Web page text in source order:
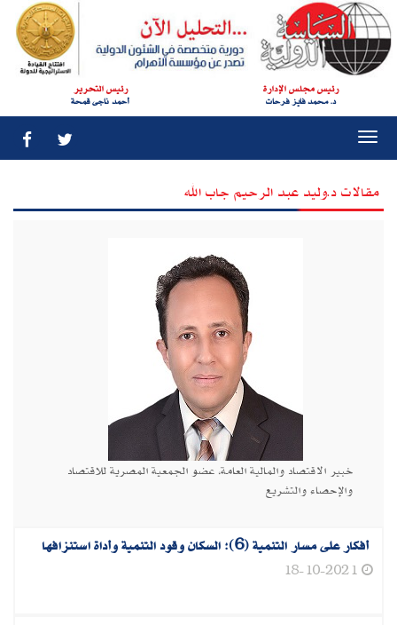
رئيس مجلس الإدارة
د. محمد فايز فرحات
رئيس التحرير
أحمد ناجى قمحة
مقالات د.وليد عبد الرحيم جاب الله
خبير الاقتصاد والمالية العامة، عضو الجمعية المصرية للاقتصاد
والإحصاء والتشريع
أفكار على مسار التنمية (6): السكان وقود التنمية وأداة استنزافها
18-10-2021